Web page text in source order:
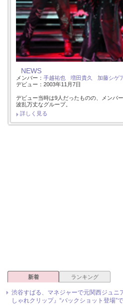
NEWS
メンバー： 手越祐也 増田貴久 加藤シゲ
デビュー：2003年11月7日
デビュー当時は9人だったものの、メンバ
波乱万丈なグループ。
詳しく見る
新着 ランキング
渋谷すばる、マネジャーで元関西ジュニ
しゃれクリップ』“バックショット登場”